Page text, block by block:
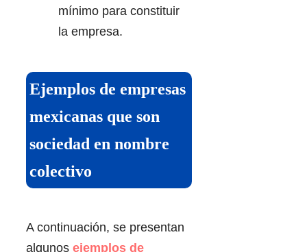
mínimo para constituir
la empresa.
Ejemplos de empresas
mexicanas que son
sociedad en nombre
colectivo
A continuación, se presentan
algunos ejemplos de